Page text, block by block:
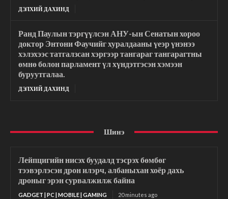
ДЭЛХИЙ ДАХИНД
Ранд Паулын тэргүүлсэн АНУ-ын Сенатын хороо
доктор Энтони Фаучийг хуралдааны үеэр үнэнээ
хэлэхээс татгалзсан хэргээр тангараг тангарагтны
өмнө болон парламент үл хүндэтгэсэн хэмээн
буруутгалаа.
ДЭЛХИЙ ДАХИНД
Шинэ
Лейпцигийн нисэх буудалд тэсрэх бөмбөг
тээвэрлэсэн дрон илэрч, албаныхан хоёр дахь
дроныг эрэн сурвалжилж байна
GADGET | PC | MOBILE | GAMING 20 minutes ago